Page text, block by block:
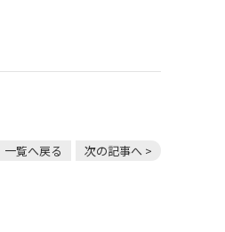
一覧へ戻る 次の記事へ >